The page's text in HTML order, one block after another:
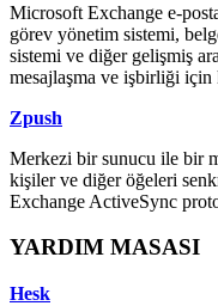
Microsoft Exchange e-
görev yönetim sistemi,
sistemi ve diğer gelişmiş
mesajlaşma ve işbirliği için
Zpush
Merkezi bir sunucu ile bir
kişiler ve diğer öğeleri
Exchange ActiveSync
YARDIM MASASI
Hesk